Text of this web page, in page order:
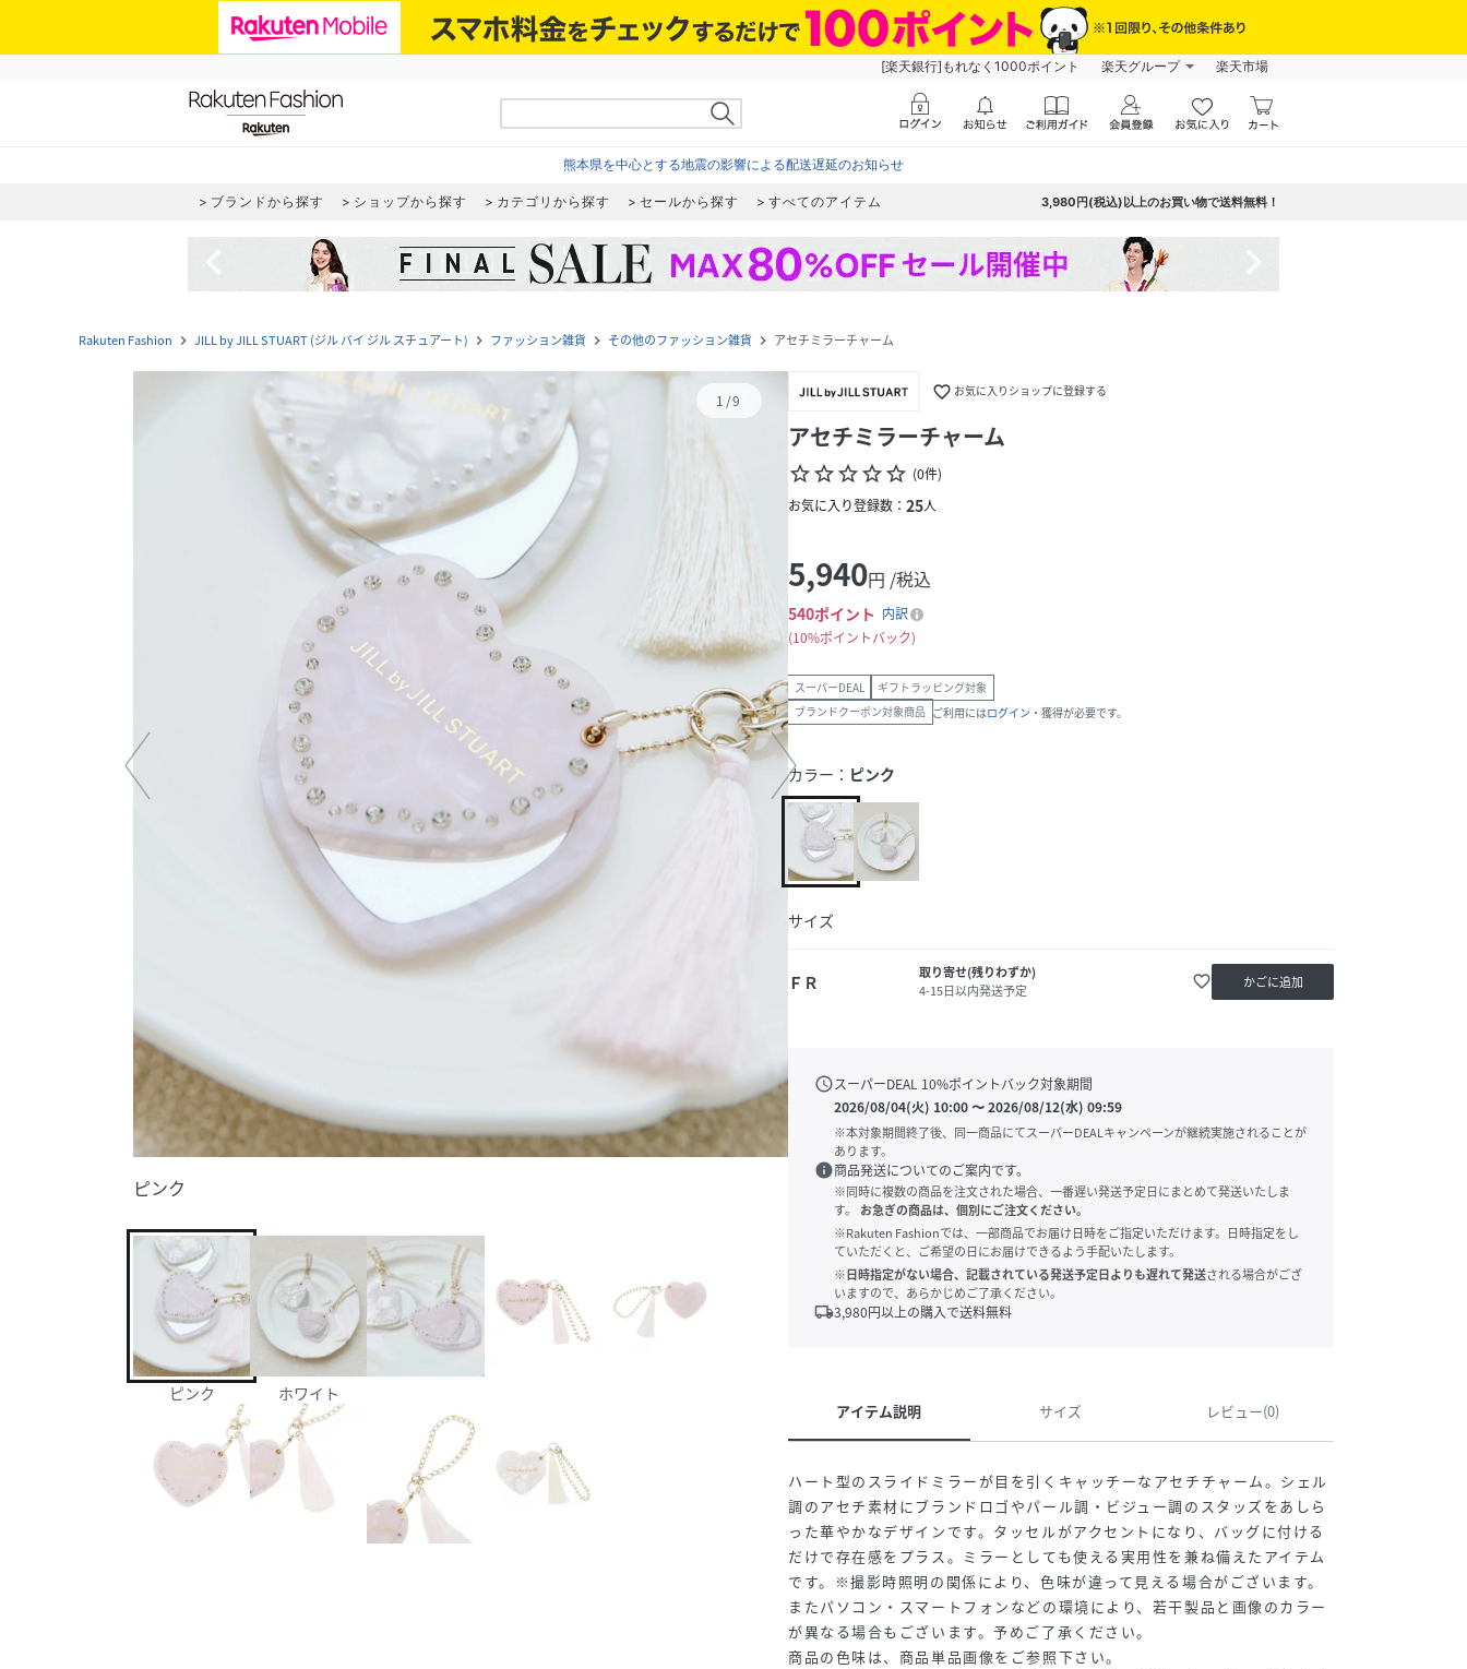
[楽天銀行]もれなく1000ポイント 楽天グループ 楽天市場
熊本県を中心とする地震の影響による配送遅延のお知らせ
ブランドから探す ショップから探す カテゴリから探す セールから探す すべてのアイテム 3,980円(税込)以上のお買い物で送料無料！
Rakuten Fashion navigate_next JILL by JILL STUART (ジル バイ ジル スチュアート) navigate_next ファッション雑貨 navigate_next その他のファッション雑貨 navigate_next アセチミラーチャーム
1 /9
ピンク
ピンク ホワイト
favorite_border お気に入りショップに登録する
アセチミラーチャーム
star_borderstar_borderstar_borderstar_borderstar_border (0件)
お気に入り登録数： 25人
5,940円 /税込
540ポイント 内訳
10%ポイントバック
スーパーDEAL
ギフトラッピング対象
ブランドクーポン対象商品 ご利用にはログイン ・獲得が必要です。
カラー： ピンク
サイズ
ＦＲ
取り寄せ(残りわずか)
4-15日以内発送予定
favorite_border かごに追加
scheduleスーパーDEAL 10%ポイントバック対象期間
2026/08/04(火) 10:00〜2026/08/12(水) 09:59
※本対象期間終了後、同一商品にてスーパーDEALキャンペーンが継続実施されることが
あります。
info商品発送についてのご案内です。
※同時に複数の商品を注文された場合、一番遅い発送予定日にまとめて発送いたしま
す。
お急ぎの商品は、個別にご注文ください。
※Rakuten Fashionでは、一部商品でお届け日時をご指定いただけます。日時指定をし
ていただくと、ご希望の日にお届けできるよう手配いたします。
※日時指定がない場合、記載されている発送予定日よりも遅れて発送される場合がござ
いますので、あらかじめご了承ください。
local_shipping3,980円以上の購入で送料無料
アイテム説明 サイズ レビュー(0)
ハート型のスライドミラーが目を引くキャッチーなアセチチャーム。シェル
調のアセチ素材にブランドロゴやパール調・ビジュー調のスタッズをあしら
った華やかなデザインです。タッセルがアクセントになり、バッグに付ける
だけで存在感をプラス。ミラーとしても使える実用性を兼ね備えたアイテム
です。※撮影時照明の関係により、色味が違って見える場合がございます。
またパソコン・スマートフォンなどの環境により、若干製品と画像のカラー
が異なる場合もございます。予めご了承ください。
商品の色味は、商品単品画像をご参照下さい。